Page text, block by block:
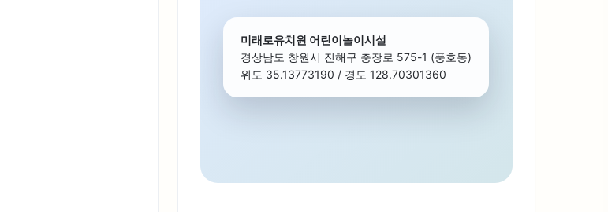
미래로유치원 어린이놀이시설
경상남도 창원시 진해구 충장로 575-1 (풍호동)
위도 35.13773190 / 경도 128.70301360